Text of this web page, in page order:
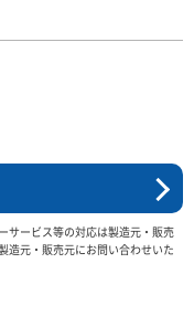
サービス等の対応は製造元・販売
造元・販売元にお問い合わせいた